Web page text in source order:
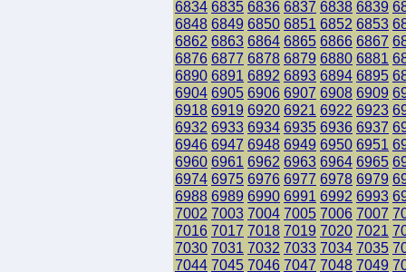
6834 6835 6836 6837 6838 6839
6848 6849 6850 6851 6852 6853
6862 6863 6864 6865 6866 6867
6876 6877 6878 6879 6880 6881
6890 6891 6892 6893 6894 6895
6904 6905 6906 6907 6908 6909
6918 6919 6920 6921 6922 6923
6932 6933 6934 6935 6936 6937
6946 6947 6948 6949 6950 6951
6960 6961 6962 6963 6964 6965
6974 6975 6976 6977 6978 6979
6988 6989 6990 6991 6992 6993
7002 7003 7004 7005 7006 7007
7016 7017 7018 7019 7020 7021
7030 7031 7032 7033 7034 7035
7044 7045 7046 7047 7048 7049